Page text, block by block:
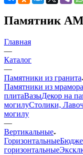
Памятник
Главная
—
Каталог
—
Памятники из гранита
Памятники из мрамора
плитаВазыДекор на
могилуСтолики,
могилу
—
Вертикальные
Горизонтальные
горизонтальные